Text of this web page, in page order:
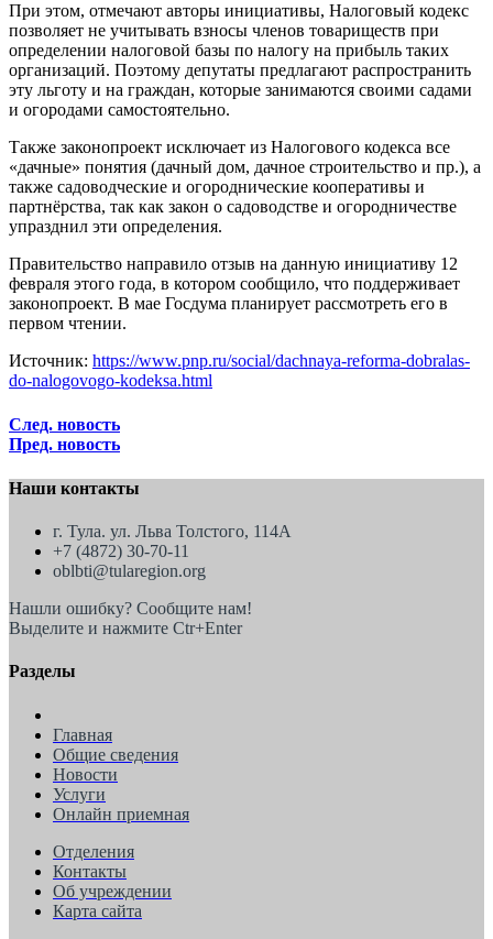
При этом, отмечают авторы инициативы, Налоговый кодекс
позволяет не учитывать взносы членов товариществ при
определении налоговой базы по налогу на прибыль таких
организаций. Поэтому депутаты предлагают распространить
эту льготу и на граждан, которые занимаются своими садами
и огородами самостоятельно.
Также законопроект исключает из Налогового кодекса все
«дачные» понятия (дачный дом, дачное строительство и пр.), а
также садоводческие и огороднические кооперативы и
партнёрства, так как закон о садоводстве и огородничестве
упразднил эти определения.
Правительство направило отзыв на данную инициативу 12
февраля этого года, в котором сообщило, что поддерживает
законопроект. В мае Госдума планирует рассмотреть его в
первом чтении.
Источник: https://www.pnp.ru/social/dachnaya-reforma-dobralas-
do-nalogovogo-kodeksa.html
След. новость
Пред. новость
Наши контакты
г. Тула. ул. Льва Толстого, 114А
+7 (4872) 30-70-11
oblbti@tularegion.org
Нашли ошибку? Сообщите нам!
Выделите и нажмите Ctr+Enter
Разделы
Главная
Общие сведения
Новости
Услуги
Онлайн приемная
Отделения
Контакты
Об учреждении
Карта сайта